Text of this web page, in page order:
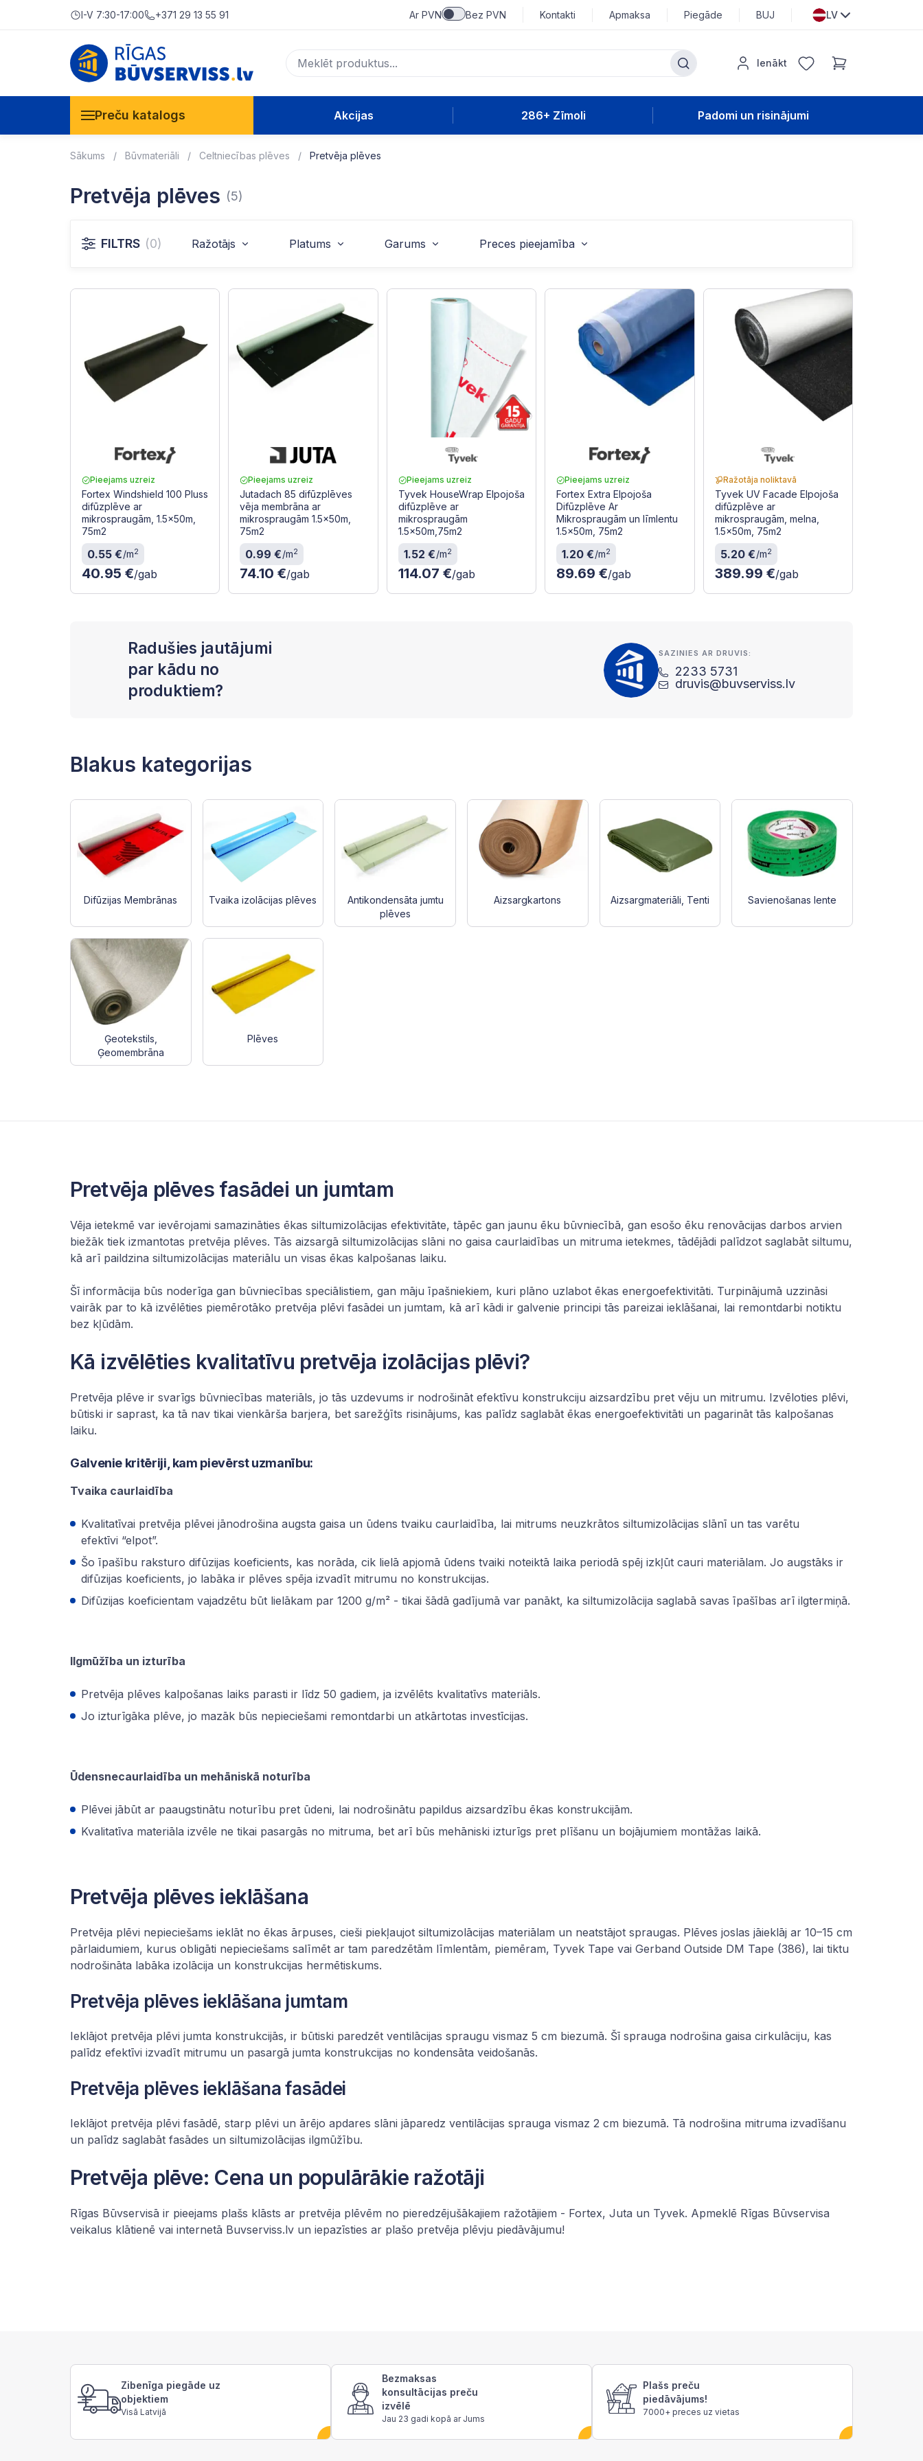
I-V 7:30-17:00 +371 29 13 55 91 Ar PVN Bez PVN Kontakti Apmaksa Piegāde BUJ LV
Ienākt
Preču katalogs Akcijas 286+ Zīmoli Padomi un risinājumi
Sākums Būvmateriāli Celtniecības plēves Pretvēja plēves
Pretvēja plēves (5)
FILTRS (0) Ražotājs Platums Garums Preces pieejamība
Pieejams uzreiz
Fortex Windshield 100 Pluss
difūzplēve ar
mikrospraugām, 1.5x50m,
75m2
0.55 €/m2
40.95 €/gab
Pieejams uzreiz
Jutadach 85 difūzplēves
vēja membrāna ar
mikrospraugām 1.5x50m,
75m2
0.99 €/m2
74.10 €/gab
Pieejams uzreiz
Tyvek HouseWrap Elpojoša
difūzplēve ar
mikrospraugām
1.5x50m,75m2
1.52 €/m2
114.07 €/gab
Pieejams uzreiz
Fortex Extra Elpojoša
Difūzplēve Ar
Mikrospraugām un līmlentu
1.5x50m, 75m2
1.20 €/m2
89.69 €/gab
Ražotāja noliktavā
Tyvek UV Facade Elpojoša
difūzplēve ar
mikrospraugām, melna,
1.5x50m, 75m2
5.20 €/m2
389.99 €/gab
Radušies jautājumi
par kādu no
produktiem?
SAZINIES AR DRUVIS:
2233 5731
druvis@buvserviss.lv
Blakus kategorijas
Difūzijas Membrānas Tvaika izolācijas plēves
Antikondensāta jumtu
plēves
Aizsargkartons Aizsargmateriāli, Tenti Savienošanas lente
Ģeotekstils,
Ģeomembrāna
Plēves
Pretvēja plēves fasādei un jumtam
Vēja ietekmē var ievērojami samazināties ēkas siltumizolācijas efektivitāte, tāpēc gan jaunu ēku būvniecībā, gan esošo ēku renovācijas darbos arvien
biežāk tiek izmantotas pretvēja plēves. Tās aizsargā siltumizolācijas slāni no gaisa caurlaidības un mitruma ietekmes, tādējādi palīdzot saglabāt siltumu,
kā arī paildzina siltumizolācijas materiālu un visas ēkas kalpošanas laiku.
Šī informācija būs noderīga gan būvniecības speciālistiem, gan māju īpašniekiem, kuri plāno uzlabot ēkas energoefektivitāti. Turpinājumā uzzināsi
vairāk par to kā izvēlēties piemērotāko pretvēja plēvi fasādei un jumtam, kā arī kādi ir galvenie principi tās pareizai ieklāšanai, lai remontdarbi notiktu
bez kļūdām.
Kā izvēlēties kvalitatīvu pretvēja izolācijas plēvi?
Pretvēja plēve ir svarīgs būvniecības materiāls, jo tās uzdevums ir nodrošināt efektīvu konstrukciju aizsardzību pret vēju un mitrumu. Izvēloties plēvi,
būtiski ir saprast, ka tā nav tikai vienkārša barjera, bet sarežģīts risinājums, kas palīdz saglabāt ēkas energoefektivitāti un pagarināt tās kalpošanas
laiku.
Galvenie kritēriji, kam pievērst uzmanību:
Tvaika caurlaidība
Kvalitatīvai pretvēja plēvei jānodrošina augsta gaisa un ūdens tvaiku caurlaidība, lai mitrums neuzkrātos siltumizolācijas slānī un tas varētu
efektīvi “elpot”.
Šo īpašību raksturo difūzijas koeficients, kas norāda, cik lielā apjomā ūdens tvaiki noteiktā laika periodā spēj izkļūt cauri materiālam. Jo augstāks ir
difūzijas koeficients, jo labāka ir plēves spēja izvadīt mitrumu no konstrukcijas.
Difūzijas koeficientam vajadzētu būt lielākam par 1200 g/m² - tikai šādā gadījumā var panākt, ka siltumizolācija saglabā savas īpašības arī ilgtermiņā.
Ilgmūžība un izturība
Pretvēja plēves kalpošanas laiks parasti ir līdz 50 gadiem, ja izvēlēts kvalitatīvs materiāls.
Jo izturīgāka plēve, jo mazāk būs nepieciešami remontdarbi un atkārtotas investīcijas.
Ūdensnecaurlaidība un mehāniskā noturība
Plēvei jābūt ar paaugstinātu noturību pret ūdeni, lai nodrošinātu papildus aizsardzību ēkas konstrukcijām.
Kvalitatīva materiāla izvēle ne tikai pasargās no mitruma, bet arī būs mehāniski izturīgs pret plīšanu un bojājumiem montāžas laikā.
Pretvēja plēves ieklāšana
Pretvēja plēvi nepieciešams ieklāt no ēkas ārpuses, cieši piekļaujot siltumizolācijas materiālam un neatstājot spraugas. Plēves joslas jāieklāj ar 10–15 cm
pārlaidumiem, kurus obligāti nepieciešams salīmēt ar tam paredzētām līmlentām, piemēram, Tyvek Tape vai Gerband Outside DM Tape (386), lai tiktu
nodrošināta labāka izolācija un konstrukcijas hermētiskums.
Pretvēja plēves ieklāšana jumtam
Ieklājot pretvēja plēvi jumta konstrukcijās, ir būtiski paredzēt ventilācijas spraugu vismaz 5 cm biezumā. Šī sprauga nodrošina gaisa cirkulāciju, kas
palīdz efektīvi izvadīt mitrumu un pasargā jumta konstrukcijas no kondensāta veidošanās.
Pretvēja plēves ieklāšana fasādei
Ieklājot pretvēja plēvi fasādē, starp plēvi un ārējo apdares slāni jāparedz ventilācijas sprauga vismaz 2 cm biezumā. Tā nodrošina mitruma izvadīšanu
un palīdz saglabāt fasādes un siltumizolācijas ilgmūžību.
Pretvēja plēve: Cena un populārākie ražotāji
Rīgas Būvservisā ir pieejams plašs klāsts ar pretvēja plēvēm no pieredzējušākajiem ražotājiem - Fortex, Juta un Tyvek. Apmeklē Rīgas Būvservisa
veikalus klātienē vai internetā Buvserviss.lv un iepazīsties ar plašo pretvēja plēvju piedāvājumu!
Zibenīga piegāde uz
objektiem
Visā Latvijā
Bezmaksas
konsultācijas preču
izvēlē
Jau 23 gadi kopā ar Jums
Plašs preču
piedāvājums!
7000+ preces uz vietas